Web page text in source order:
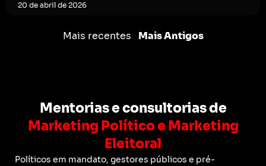
20 de abril de 2026
Mais recentes Mais Antigos
Mentorias e consultorias de
Marketing Político e Marketing
Eleitoral
Políticos em mandato, gestores públicos e pré-